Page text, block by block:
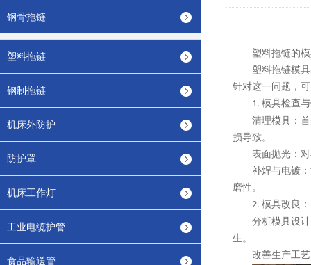
钢骨拖链
塑料拖链
钢制拖链
机床外防护
防护罩
机床工作灯
工业电缆护管
食品输送管
塑料拖链的
塑料拖链模
针对这一问题，
1. 模具检查
清理模具：
损导致。
表面抛光：
补焊与电镀
磨性。
2. 模具改良：
分析模具设
生。
改善生产工